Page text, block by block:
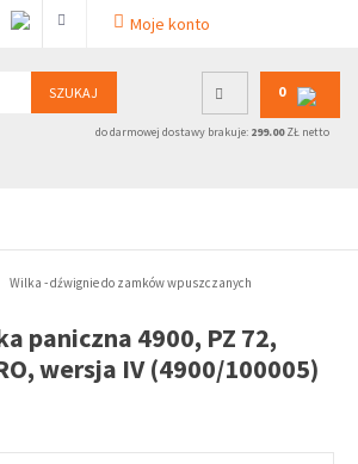
Moje konto
SZUKAJ 0
do darmowej dostawy brakuje: 299.00ZŁ netto
Wilka - dźwignie do zamków wpuszczanych
paniczna 4900, PZ 72,
wersja IV (4900/100005)